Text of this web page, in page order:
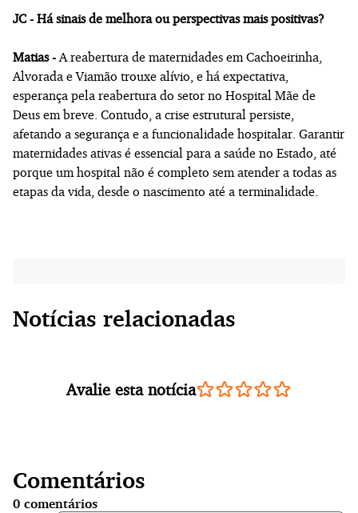
JC - Há sinais de melhora ou perspectivas mais positivas?
Matias -A reabertura de maternidades em Cachoeirinha,
Alvorada e Viamão trouxe alívio, e há expectativa,
esperança pela reabertura do setor no Hospital Mãe de
Deus em breve. Contudo, a crise estrutural persiste,
afetando a segurança e a funcionalidade hospitalar. Garantir
maternidades ativas é essencial para a saúde no Estado, até
porque um hospital não é completo sem atender a todas as
etapas da vida, desde o nascimento até a terminalidade.
Notícias relacionadas
Avalie esta notícia
Comentários
0 comentários